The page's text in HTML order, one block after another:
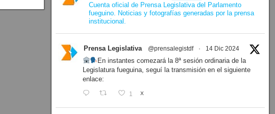
Cuenta oficial de Prensa Legislativa del Parlamento
fueguino. Noticias y fotografías generadas por la prensa
institucional.
Prensa Legislativa @prensalegistdf · 14 Dic 2024
En instantes comezará la 8ª sesión ordinaria de la
Legislatura fueguina, seguí la transmisión en el siguiente
enlace:
1 X